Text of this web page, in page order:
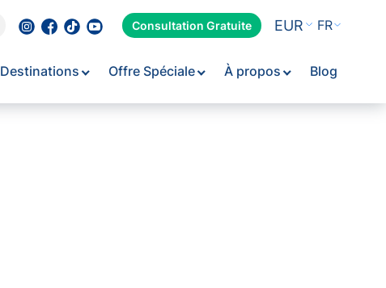
Consultation Gratuite EUR FR
Destinations Offre Spéciale À propos Blog